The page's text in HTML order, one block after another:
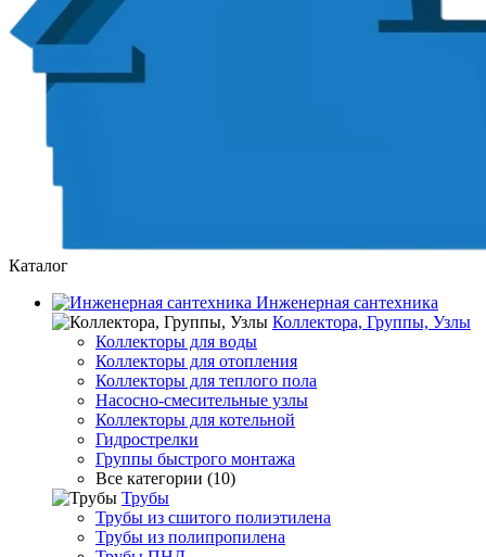
Каталог
Инженерная сантехника
Коллектора, Группы, Узлы
Коллекторы для воды
Коллекторы для отопления
Коллекторы для теплого пола
Насосно-смесительные узлы
Коллекторы для котельной
Гидрострелки
Группы быстрого монтажа
Все категории (10)
Трубы
Трубы из сшитого полиэтилена
Трубы из полипропилена